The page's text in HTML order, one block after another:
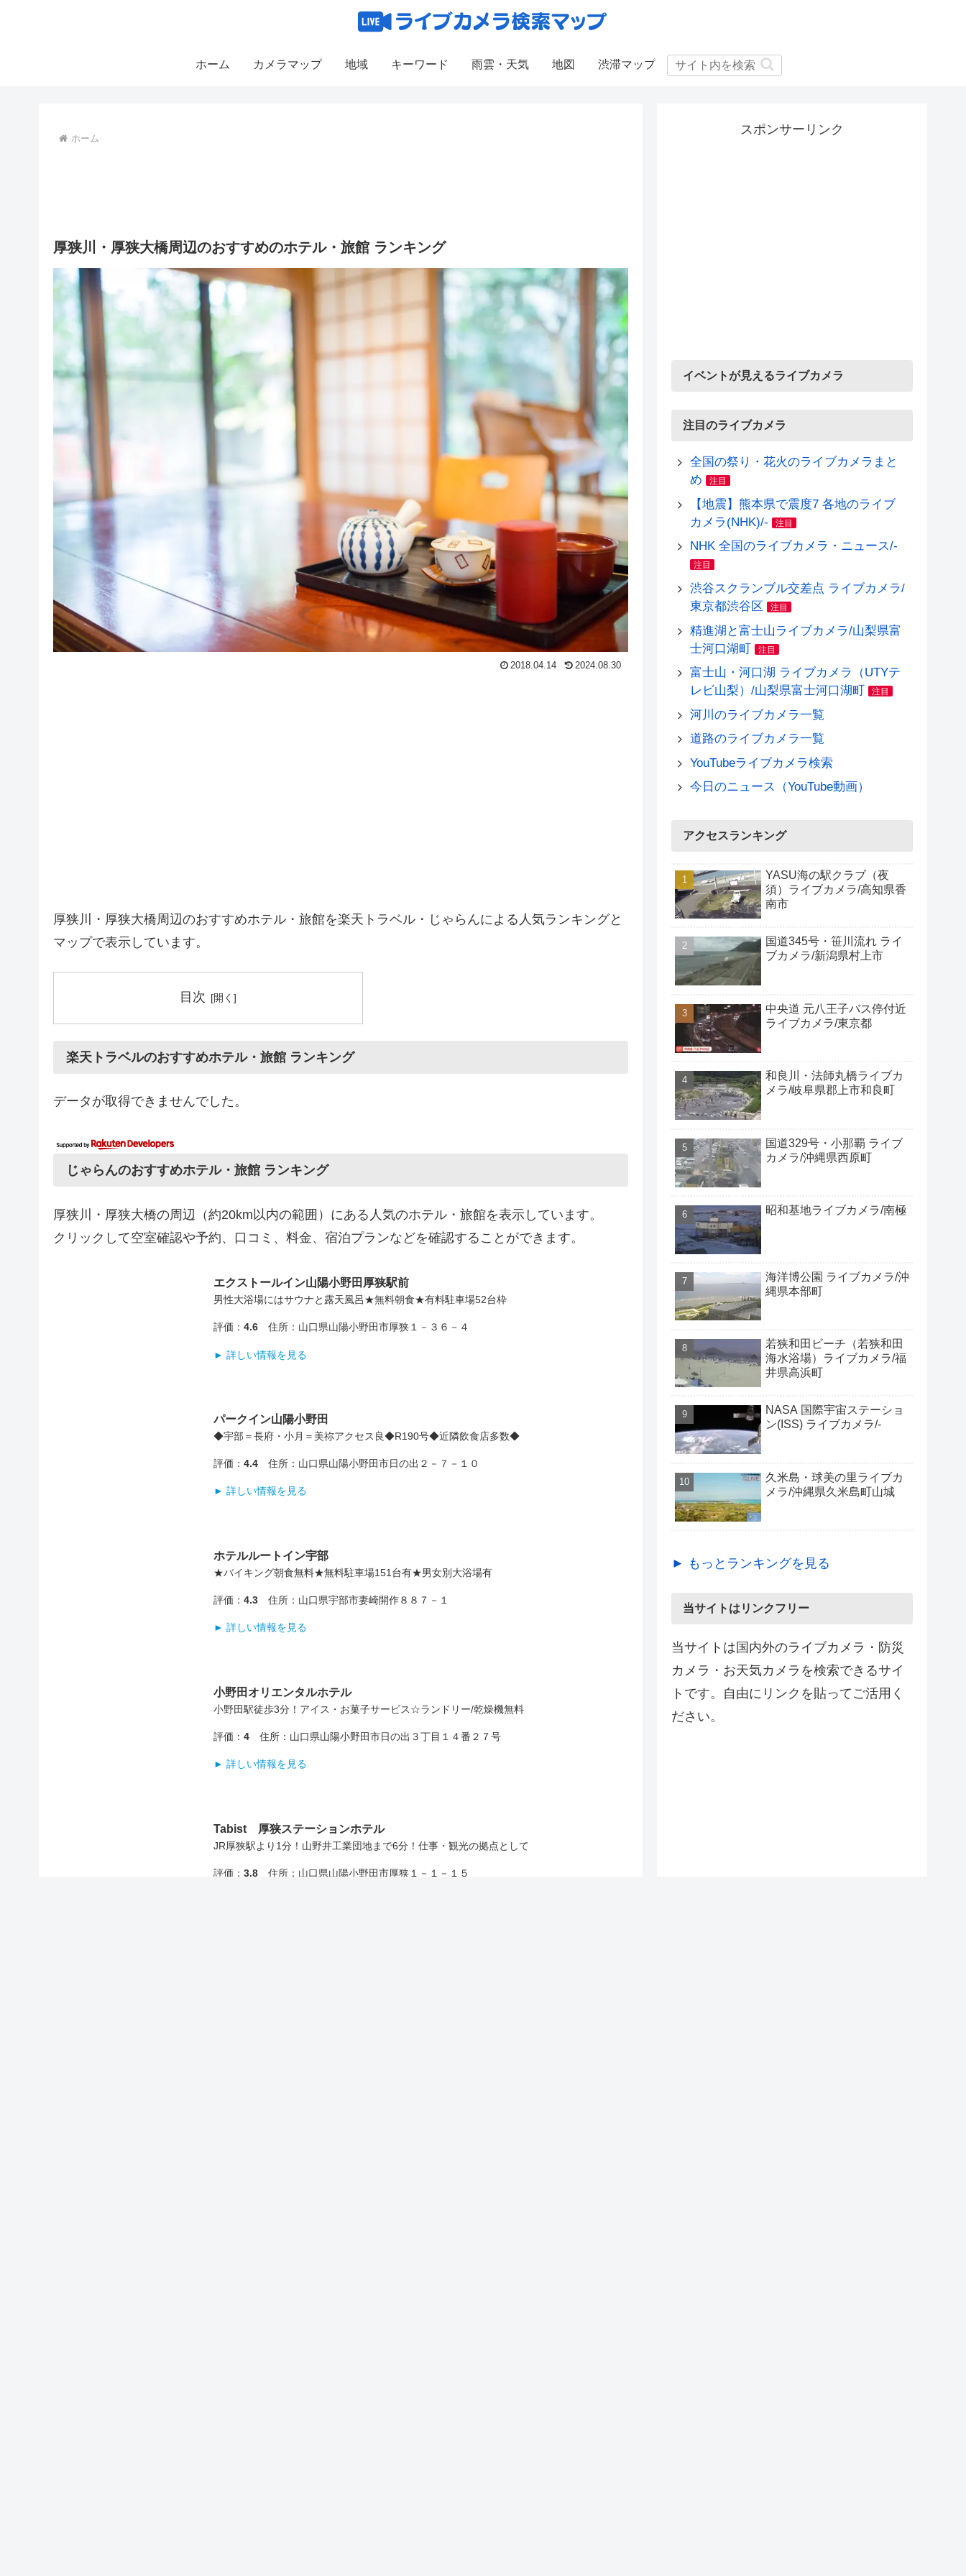
ホーム カメラマップ 地域 キーワード 雨雲・天気 地図 渋滞マップ
ホーム
厚狭川・厚狭大橋周辺のおすすめのホテル・旅館 ランキング
2018.04.14 2024.08.30
厚狭川・厚狭大橋周辺のおすすめホテル・旅館を楽天トラベル・じゃらんによる人気ランキングと
マップで表示しています。
目次
楽天トラベルのおすすめホテル・旅館 ランキング
データが取得できませんでした。
じゃらんのおすすめホテル・旅館 ランキング
厚狭川・厚狭大橋の周辺（約20km以内の範囲）にある人気のホテル・旅館を表示しています。
クリックして空室確認や予約、口コミ、料金、宿泊プランなどを確認することができます。
エクストールイン山陽小野田厚狭駅前
男性大浴場にはサウナと露天風呂★無料朝食★有料駐車場52台枠
評価： 4.6住所：山口県山陽小野田市厚狭１－３６－４
► 詳しい情報を見る
パークイン山陽小野田
◆宇部＝長府・小月＝美祢アクセス良◆R190号◆近隣飲食店多数◆
評価： 4.4住所：山口県山陽小野田市日の出２－７－１０
► 詳しい情報を見る
ホテルルートイン宇部
★バイキング朝食無料★無料駐車場151台有★男女別大浴場有
評価： 4.3住所：山口県宇部市妻崎開作８８７－１
► 詳しい情報を見る
小野田オリエンタルホテル
小野田駅徒歩3分！アイス・お菓子サービス☆ランドリー/乾燥機無料
評価： 4住所：山口県山陽小野田市日の出３丁目１４番２７号
► 詳しい情報を見る
Tabist 厚狭ステーションホテル
JR厚狭駅より1分！山野井工業団地まで6分！仕事・観光の拠点として
評価： 3.8住所：山口県山陽小野田市厚狭１－１－１５
スポンサーリンク
イベントが見えるライブカメラ
注目のライブカメラ
全国の祭り・花火のライブカメラまと
め
注目
【地震】熊本県で震度7 各地のライブ
カメラ(NHK)/-
注目
NHK 全国のライブカメラ・ニュース/-
注目
渋谷スクランブル交差点 ライブカメラ/
東京都渋谷区
注目
精進湖と富士山ライブカメラ/山梨県富
士河口湖町
注目
富士山・河口湖 ライブカメラ（UTYテ
レビ山梨）/山梨県富士河口湖町
注目
河川のライブカメラ一覧
道路のライブカメラ一覧
YouTubeライブカメラ検索
今日のニュース（YouTube動画）
アクセスランキング
YASU海の駅クラブ（夜
須）ライブカメラ/高知県香
南市
国道345号・笹川流れ ライ
ブカメラ/新潟県村上市
中央道 元八王子バス停付近
ライブカメラ/東京都
和良川・法師丸橋ライブカ
メラ/岐阜県郡上市和良町
国道329号・小那覇 ライブ
カメラ/沖縄県西原町
昭和基地ライブカメラ/南極
海洋博公園 ライブカメラ/沖
縄県本部町
若狭和田ビーチ（若狭和田
海水浴場）ライブカメラ/福
井県高浜町
NASA 国際宇宙ステーショ
ン(ISS) ライブカメラ/-
久米島・球美の里ライブカ
メラ/沖縄県久米島町山城
► もっとランキングを見る
当サイトはリンクフリー
当サイトは国内外のライブカメラ・防災
カメラ・お天気カメラを検索できるサイ
トです。自由にリンクを貼ってご活用く
ださい。